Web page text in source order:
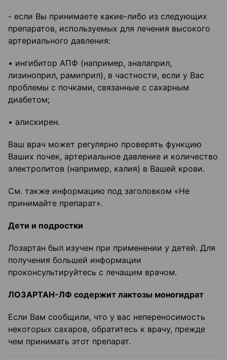
- если Вы принимаете какие-либо из следующих
препаратов, используемых для лечения высокого
артериального давления:
• ингибитор АПФ (например, эналаприл,
лизиноприл, рамиприл), в частности, если у Вас
проблемы с почками, связанные с сахарным
диабетом;
• алискирен.
Ваш врач может регулярно проверять функцию
Ваших почек, артериальное давление и количество
электролитов (например, калия) в Вашей крови.
См. также информацию под заголовком «Не
принимайте препарат».
Дети и подростки
Лозартан был изучен при применении у детей. Для
получения большей информации
проконсультируйтесь с лечащим врачом.
ЛОЗАРТАН-ЛФ содержит лактозы моногидрат
Если Вам сообщили, что у вас непереносимость
некоторых сахаров, обратитесь к врачу, прежде
чем принимать этот препарат.